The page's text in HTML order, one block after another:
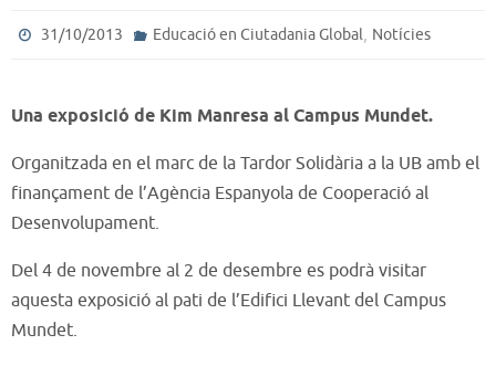
31/10/2013 Educació en Ciutadania Global, Notícies
Una exposició de Kim Manresa al Campus Mundet.
Organitzada en el marc de la Tardor Solidària a la UB amb el
finançament de l’Agència Espanyola de Cooperació al
Desenvolupament.
Del 4 de novembre al 2 de desembre es podrà visitar
aquesta exposició al pati de l’Edifici Llevant del Campus
Mundet.